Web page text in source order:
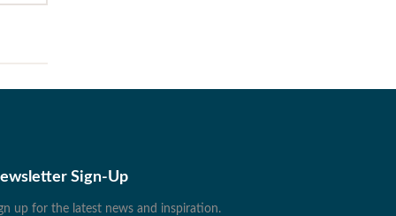
Sign-Up
up for the latest news and inspiration.